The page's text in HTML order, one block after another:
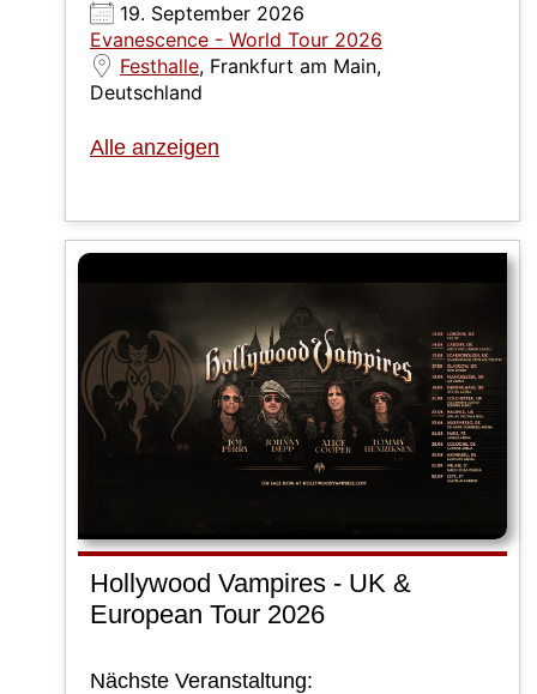
19. September 2026
Evanescence - World Tour 2026
Festhalle, Frankfurt am Main,
Deutschland
Alle anzeigen
Hollywood Vampires - UK &
European Tour 2026
Nächste Veranstaltung: